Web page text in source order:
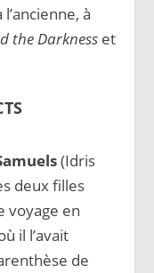
à
the Darkness et
(Idris
deux filles
voyage en
il l’avait
de